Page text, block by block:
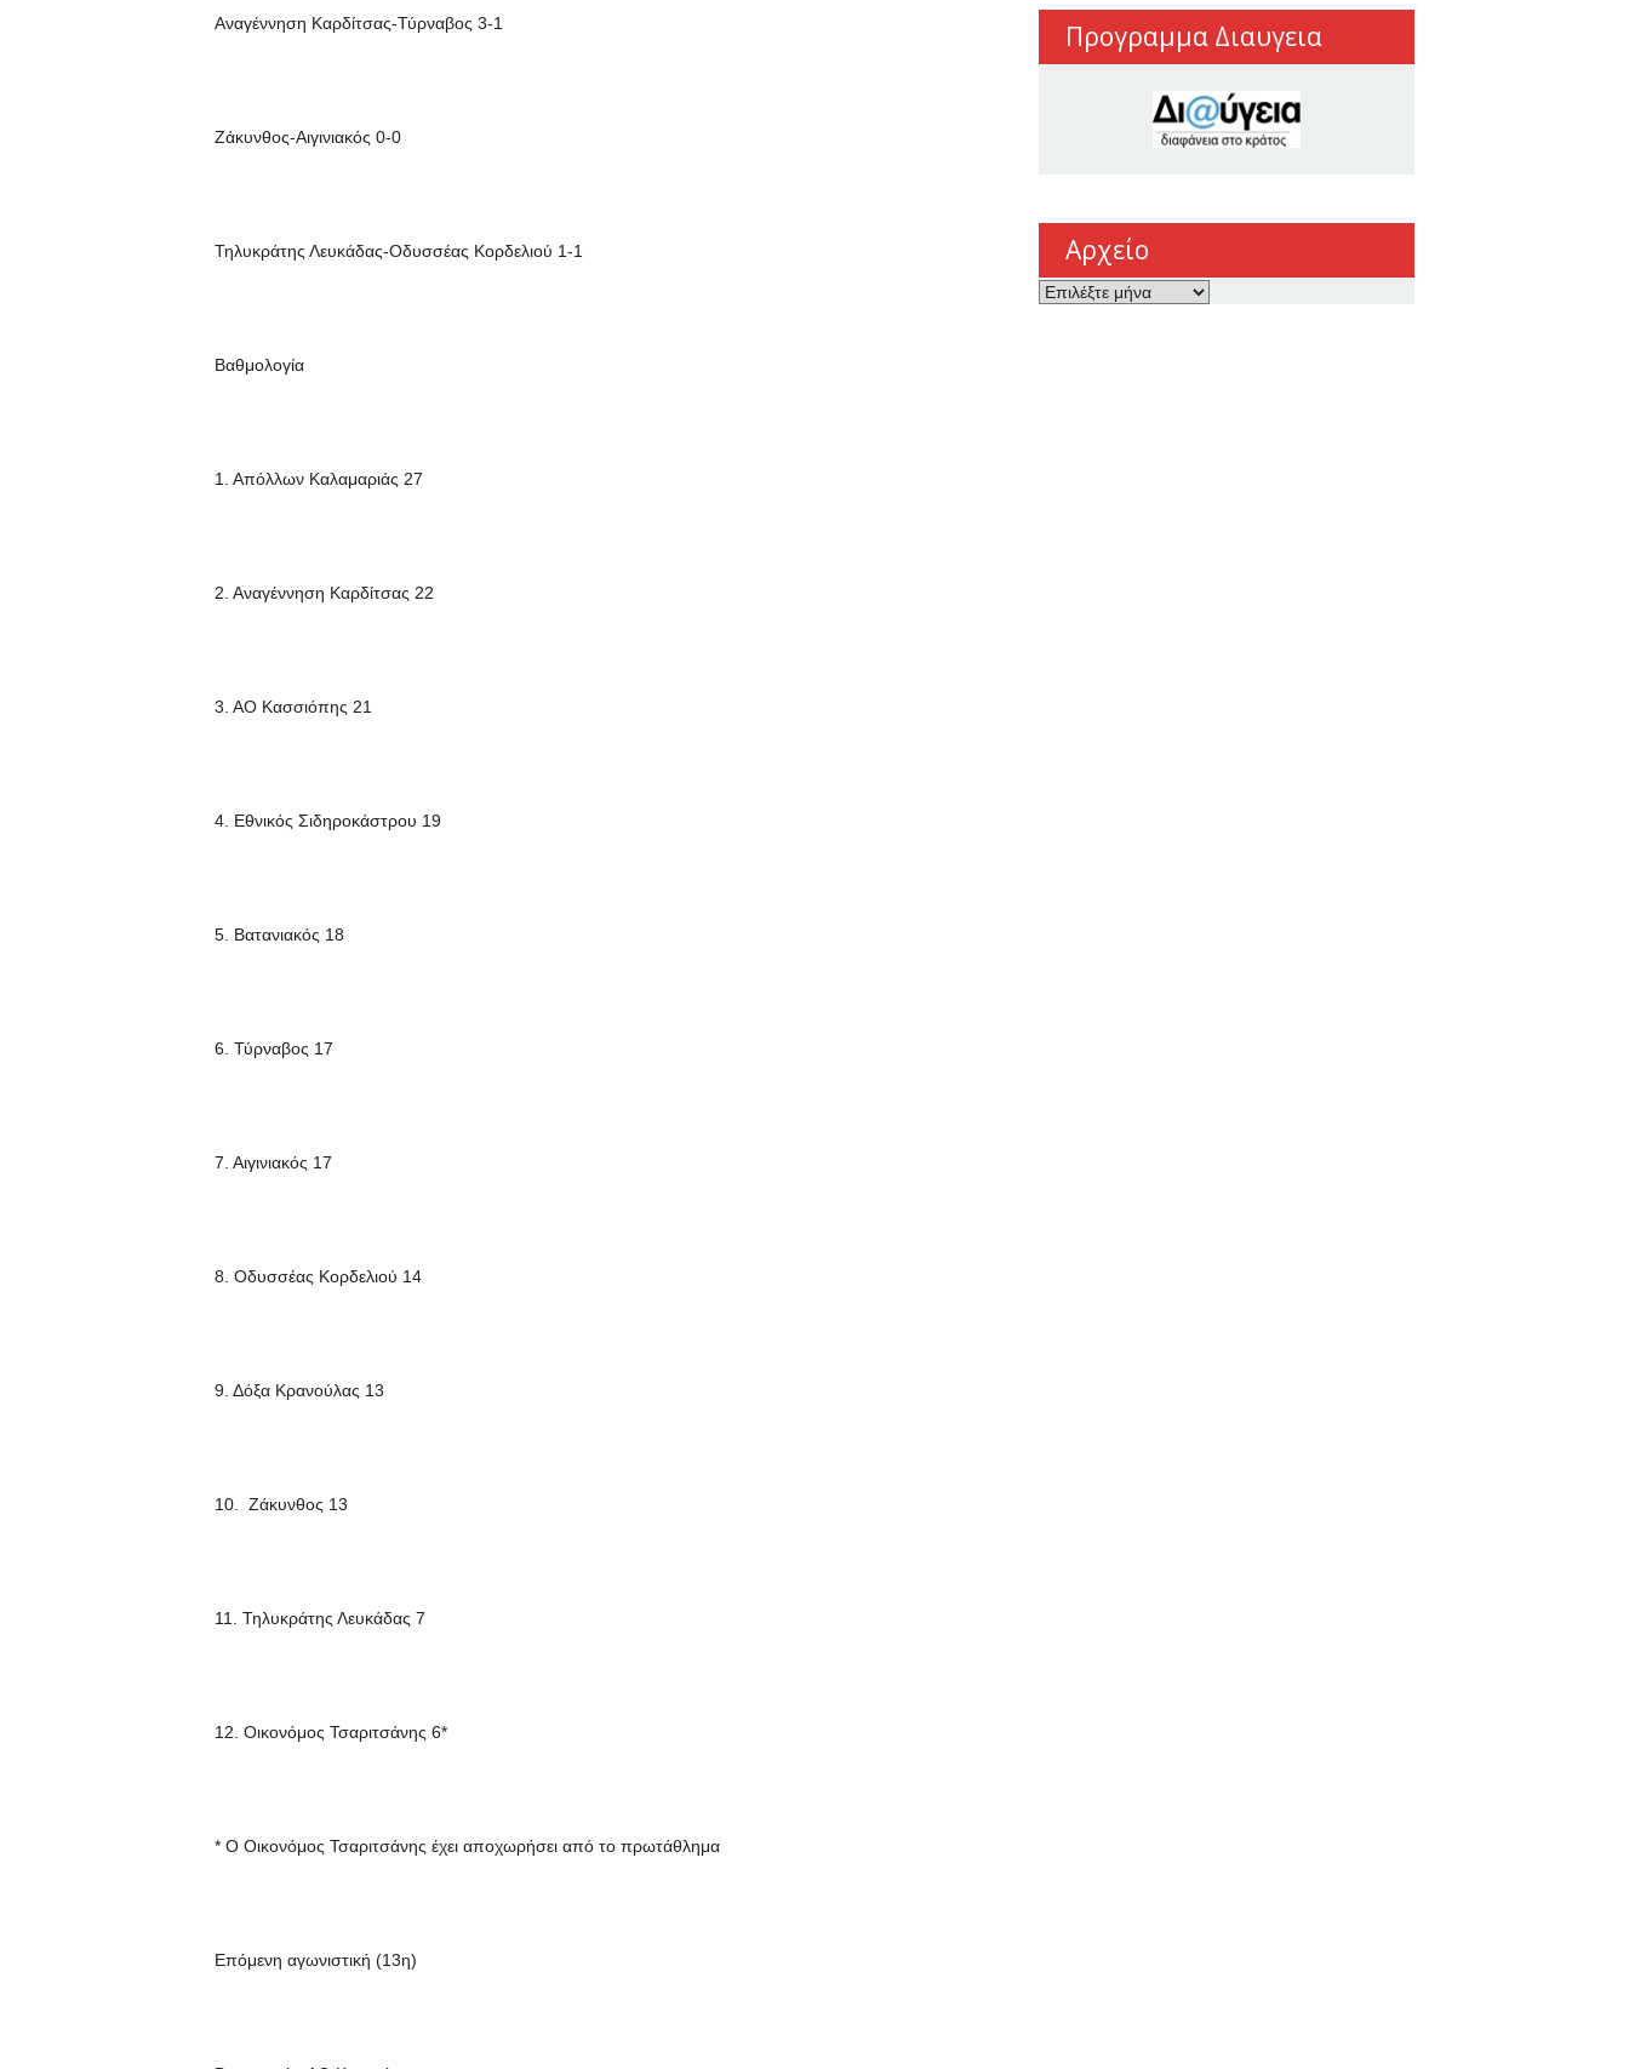
Αναγέννηση Καρδίτσας-Τύρναβος 3-1
Ζάκυνθος-Αιγινιακός 0-0
Τηλυκράτης Λευκάδας-Οδυσσέας Κορδελιού 1-1
Βαθμολογία
1. Απόλλων Καλαμαριάς 27
2. Αναγέννηση Καρδίτσας 22
3. ΑΟ Κασσιόπης 21
4. Εθνικός Σιδηροκάστρου 19
5. Βατανιακός 18
6. Τύρναβος 17
7. Αιγινιακός 17
8. Οδυσσέας Κορδελιού 14
9. Δόξα Κρανούλας 13
10. Ζάκυνθος 13
11. Τηλυκράτης Λευκάδας 7
12. Οικονόμος Τσαριτσάνης 6*
* Ο Οικονόμος Τσαριτσάνης έχει αποχωρήσει από το πρωτάθλημα
Επόμενη αγωνιστική (13η)
Προγραμμα Διαυγεια
Αρχείο
Αρχείο